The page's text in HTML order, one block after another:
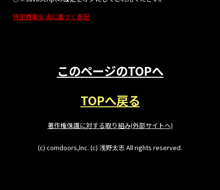
特定商取引法に基づく表記
このページのTOPへ
TOPへ戻る
著作権保護に対する取り組み(外部サイトへ)
(c) comdoors,Inc. (c) 浅野太志 All rights reserved.